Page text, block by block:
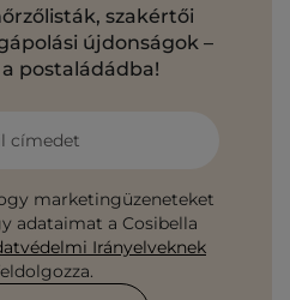
szakértői
újdonságok –
postaládádba!
címedet
marketingüzeneteket
adataimat a Cosibella
Irányelveknek